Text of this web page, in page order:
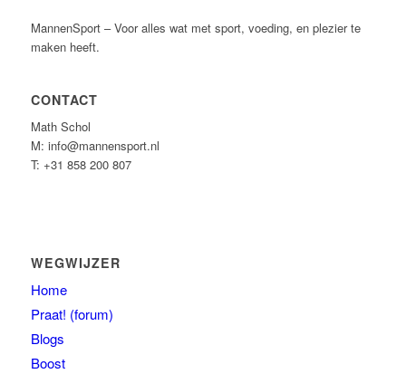
MannenSport – Voor alles wat met sport, voeding, en plezier te
maken heeft.
CONTACT
Math Schol
M: info@mannensport.nl
T: +31 858 200 807
WEGWIJZER
Home
Praat! (forum)
Blogs
Boost